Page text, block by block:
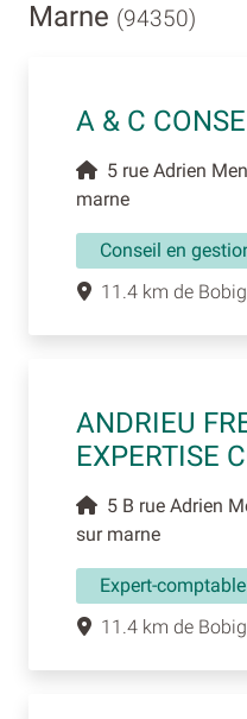
Marne (94350)
A & C
5 rue Adrien
marne
Conseil en
11.4 km de
ANDRIEU
EXPERTISE
5 B rue Adrien
sur marne
Expert-comptable
11.4 km de